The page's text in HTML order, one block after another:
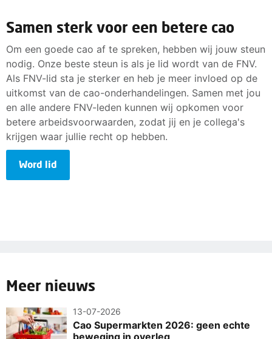
Samen sterk voor een betere cao
Om een goede cao af te spreken, hebben wij jouw steun
nodig. Onze beste steun is als je lid wordt van de FNV.
Als FNV-lid sta je sterker en heb je meer invloed op de
uitkomst van de cao-onderhandelingen. Samen met jou
en alle andere FNV-leden kunnen wij opkomen voor
betere arbeidsvoorwaarden, zodat jij en je collega's
krijgen waar jullie recht op hebben.
Word lid
Meer nieuws
13-07-2026
Cao Supermarkten 2026: geen echte
beweging in overleg